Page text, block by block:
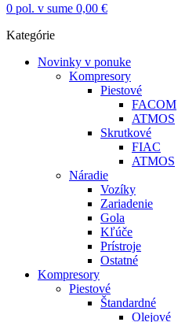
0 pol. v sume 0,00 €
Kategórie
Novinky v ponuke
Kompresory
Piestové
FACOM
ATMOS
Skrutkové
FIAC
ATMOS
Náradie
Vozíky
Zariadenie
Gola
Kľúče
Prístroje
Ostatné
Kompresory
Piestové
Štandardné
Olejové